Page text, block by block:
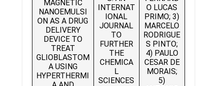
MAGNETIC
NANOEMULSI
ON AS A DRUG
DELIVERY
DEVICE TO
TREAT
GLIOBLASTOM
A USING
HYPERTHERMI
INTERNAT
IONAL
JOURNAL
TO
FURTHER
THE
CHEMICA
L
SCIENCES
O LUCAS
PRIMO; 3)
MARCELO
RODRIGUE
S PINTO;
4) PAULO
CESAR DE
MORAIS;
5)